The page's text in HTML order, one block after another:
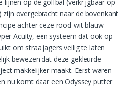
lijnen op de golfbal (verkrijgbaar op
zijn overgebracht naar de bovenkant
achter deze rood-wit-blauw
Acuity, een systeem dat ook op
om straaljagers veilig te laten
bewezen dat deze gekleurde
makkelijker maakt. Eerst waren
nu komt daar een Odyssey putter